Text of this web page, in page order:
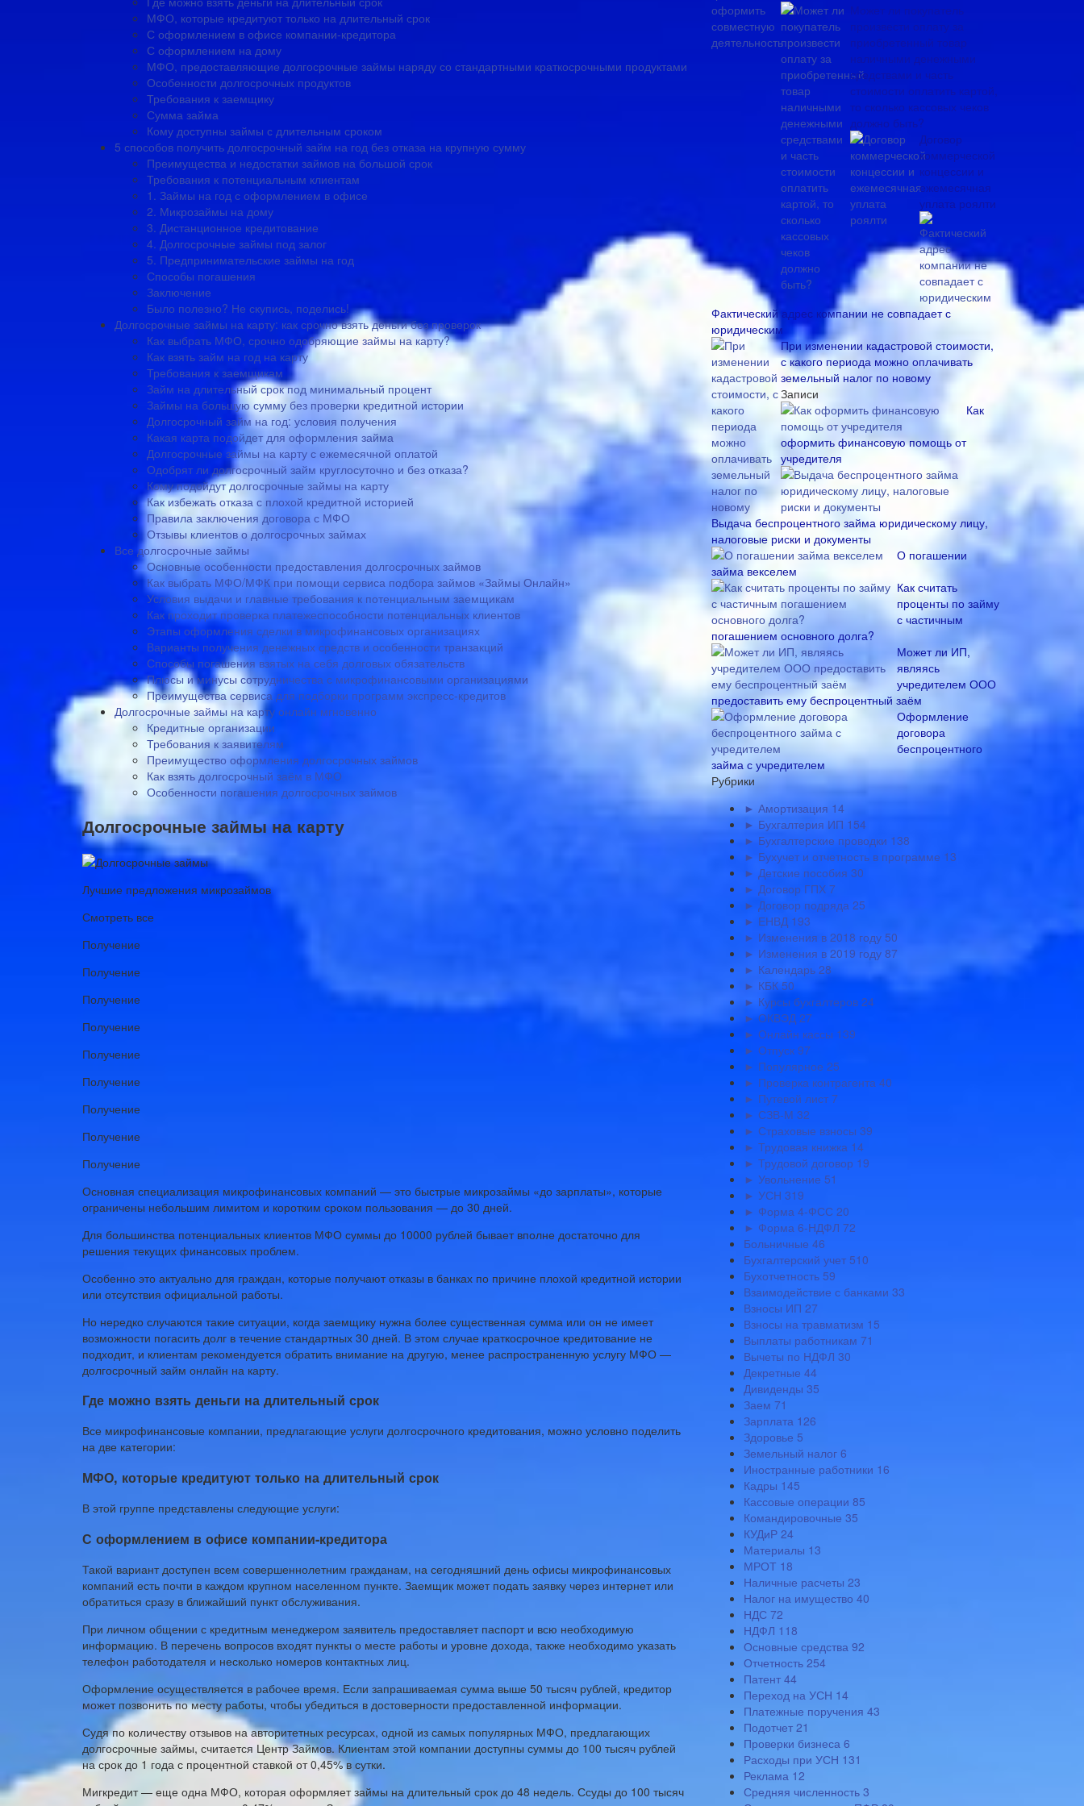
МФО, которые кредитуют только на длительный срок
С оформлением в офисе компании-кредитора
С оформлением на дому
МФО, предоставляющие долгосрочные займы наряду со стандартными краткосрочными продуктами
Особенности долгосрочных продуктов
Требования к заемщику
Сумма займа
Кому доступны займы с длительным сроком
5 способов получить долгосрочный займ на год без отказа на крупную сумму
Преимущества и недостатки займов на большой срок
Требования к потенциальным клиентам
1. Займы на год с оформлением в офисе
2. Микрозаймы на дому
3. Дистанционное кредитование
4. Долгосрочные займы под залог
5. Предпринимательские займы на год
Способы погашения
Заключение
Было полезно? Не скупись, поделись!
Долгосрочные займы на карту: как срочно взять деньги без проверок
Как выбрать МФО, срочно одобряющие займы на карту?
Как взять займ на год на карту
Требования к заемщикам
Займ на длительный срок под минимальный процент
Займы на большую сумму без проверки кредитной истории
Долгосрочный займ на год: условия получения
Какая карта подойдет для оформления займа
Долгосрочные займы на карту с ежемесячной оплатой
Одобрят ли долгосрочный займ круглосуточно и без отказа?
Кому подойдут долгосрочные займы на карту
Как избежать отказа с плохой кредитной историей
Правила заключения договора с МФО
Отзывы клиентов о долгосрочных займах
Все долгосрочные займы
Основные особенности предоставления долгосрочных займов
Как выбрать МФО/МФК при помощи сервиса подбора займов «Займы Онлайн»
Условия выдачи и главные требования к потенциальным заемщикам
Как проходит проверка платежеспособности потенциальных клиентов
Этапы оформления сделки в микрофинансовых организациях
Варианты получения денежных средств и особенности транзакций
Способы погашения взятых на себя долговых обязательств
Плюсы и минусы сотрудничества с микрофинансовыми организациями
Преимущества сервиса для подборки программ экспресс-кредитов
Долгосрочные займы на карту онлайн мгновенно
Кредитные организации
Требования к заявителям
Преимущество оформления долгосрочных займов
Как взять долгосрочный заём в МФО
Особенности погашения долгосрочных займов
Долгосрочные займы на карту
Лучшие предложения микрозаймов
Смотреть все
Получение
Получение
Получение
Получение
Получение
Получение
Получение
Получение
Получение
Основная специализация микрофинансовых компаний — это быстрые микрозаймы «до зарплаты», которые
ограничены небольшим лимитом и коротким сроком пользования — до 30 дней.
Для большинства потенциальных клиентов МФО суммы до 10000 рублей бывает вполне достаточно для
решения текущих финансовых проблем.
Особенно это актуально для граждан, которые получают отказы в банках по причине плохой кредитной истории
или отсутствия официальной работы.
Но нередко случаются такие ситуации, когда заемщику нужна более существенная сумма или он не имеет
возможности погасить долг в течение стандартных 30 дней. В этом случае краткосрочное кредитование не
подходит, и клиентам рекомендуется обратить внимание на другую, менее распространенную услугу МФО —
долгосрочный займ онлайн на карту.
Где можно взять деньги на длительный срок
Все микрофинансовые компании, предлагающие услуги долгосрочного кредитования, можно условно поделить
на две категории:
МФО, которые кредитуют только на длительный срок
В этой группе представлены следующие услуги:
С оформлением в офисе компании-кредитора
Такой вариант доступен всем совершеннолетним гражданам, на сегодняшний день офисы микрофинансовых
компаний есть почти в каждом крупном населенном пункте. Заемщик может подать заявку через интернет или
обратиться сразу в ближайший пункт обслуживания.
При личном общении с кредитным менеджером заявитель предоставляет паспорт и всю необходимую
информацию. В перечень вопросов входят пункты о месте работы и уровне дохода, также необходимо указать
телефон работодателя и несколько номеров контактных лиц.
Оформление осуществляется в рабочее время. Если запрашиваемая сумма выше 50 тысяч рублей, кредитор
может позвонить по месту работы, чтобы убедиться в достоверности предоставленной информации.
Судя по количеству отзывов на авторитетных ресурсах, одной из самых популярных МФО, предлагающих
долгосрочные займы, считается Центр Займов. Клиентам этой компании доступны суммы до 100 тысяч рублей
на срок до 1 года с процентной ставкой от 0,45% в сутки.
Мигкредит — еще одна МФО, которая оформляет займы на длительный срок до 48 недель. Ссуды до 100 тысяч
Может ли покупатель
произвести оплату за
приобретенный товар
наличными денежными
средствами и часть
стоимости оплатить картой,
то сколько кассовых чеков
должно быть?
Договор
коммерческой
концессии и
ежемесячная
уплата роялти
Фактический адрес компании не совпадает с
юридическим
При изменении кадастровой стоимости,
с какого периода можно оплачивать
земельный налог по новому
Записи
Как
оформить финансовую помощь от
учредителя
Выдача беспроцентного займа юридическому лицу,
налоговые риски и документы
О погашении
займа векселем
Как считать
проценты по займу
с частичным
погашением основного долга?
Может ли ИП,
являясь
учредителем ООО
предоставить ему беспроцентный заём
Оформление
договора
беспроцентного
займа с учредителем
Рубрики
► Амортизация 14
► Бухгалтерия ИП 154
► Бухгалтерские проводки 138
► Бухучет и отчетность в программе 13
► Детские пособия 30
► Договор ГПХ 7
► Договор подряда 25
► ЕНВД 193
► Изменения в 2018 году 50
► Изменения в 2019 году 87
► Календарь 28
► КБК 50
► Курсы бухгалтеров 24
► ОКВЭД 27
► Онлайн кассы 139
► Отпуск 97
► Популярное 25
► Проверка контрагента 40
► Путевой лист 7
► СЗВ-М 32
► Страховые взносы 39
► Трудовая книжка 14
► Трудовой договор 19
► Увольнение 51
► УСН 319
► Форма 4-ФСС 20
► Форма 6-НДФЛ 72
Больничные 46
Бухгалтерский учет 510
Бухотчетность 59
Взаимодействие с банками 33
Взносы ИП 27
Взносы на травматизм 15
Выплаты работникам 71
Вычеты по НДФЛ 30
Декретные 44
Дивиденды 35
Заем 71
Зарплата 126
Здоровье 5
Земельный налог 6
Иностранные работники 16
Кадры 145
Кассовые операции 85
Командировочные 35
КУДиР 24
Материалы 13
МРОТ 18
Наличные расчеты 23
Налог на имущество 40
НДС 72
НДФЛ 118
Основные средства 92
Отчетность 254
Патент 44
Переход на УСН 14
Платежные поручения 43
Подотчет 21
Проверки бизнеса 6
Расходы при УСН 131
Реклама 12
Средняя численность 3